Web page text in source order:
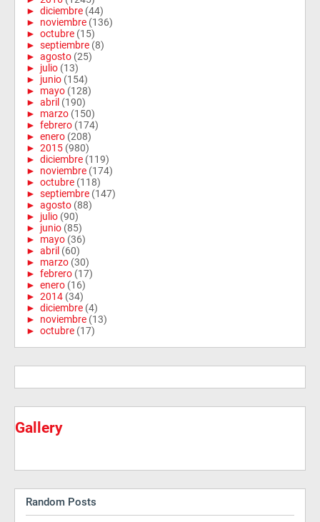
► diciembre (44)
► noviembre (136)
► octubre (15)
► septiembre (8)
► agosto (25)
► julio (13)
► junio (154)
► mayo (128)
► abril (190)
► marzo (150)
► febrero (174)
► enero (208)
► 2015 (980)
► diciembre (119)
► noviembre (174)
► octubre (118)
► septiembre (147)
► agosto (88)
► julio (90)
► junio (85)
► mayo (36)
► abril (60)
► marzo (30)
► febrero (17)
► enero (16)
► 2014 (34)
► diciembre (4)
► noviembre (13)
► octubre (17)
Gallery
Random Posts